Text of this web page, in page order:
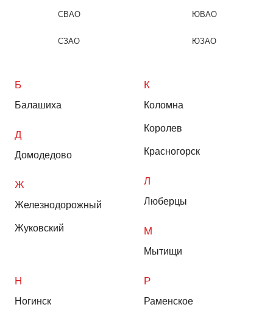
СВАО
СЗАО
ЮВАО
ЮЗАО
Б
Балашиха
Д
Домодедово
Ж
Железнодорожный
Жуковский
К
Коломна
Королев
Красногорск
Л
Люберцы
М
Мытищи
Н
Ногинск
Р
Раменское